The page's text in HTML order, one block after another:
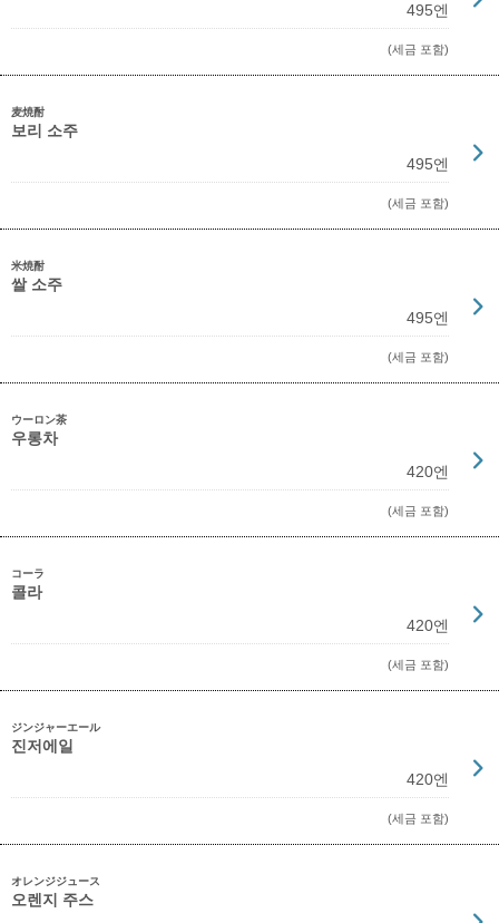
495엔
(세금 포함)
麦焼酎
보리 소주
495엔
(세금 포함)
米焼酎
쌀 소주
495엔
(세금 포함)
ウーロン茶
우롱차
420엔
(세금 포함)
コーラ
콜라
420엔
(세금 포함)
ジンジャーエール
진저에일
420엔
(세금 포함)
オレンジジュース
오렌지 주스